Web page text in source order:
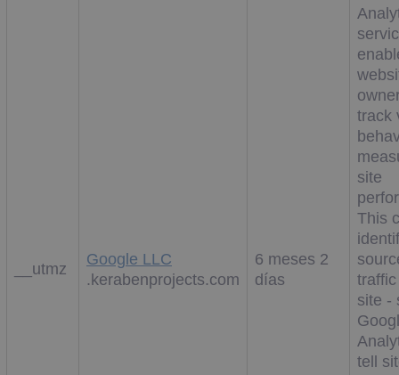
__utmz
Google LLC
.kerabenprojects.com
6 meses 2
días
track
site
This
site -
tell